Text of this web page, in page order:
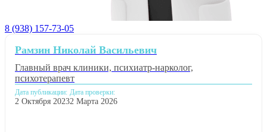
8 (938) 157-73-05
Рамзин Николай Васильевич
Главный врач клиники, психиатр-нарколог,
психотерапевт
Дата публикации:
2 Октября 2023
Дата проверки:
2 Марта 2026